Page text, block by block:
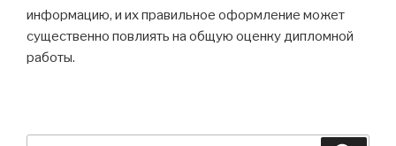
информацию, и их правильное оформление может
существенно повлиять на общую оценку дипломной
работы.